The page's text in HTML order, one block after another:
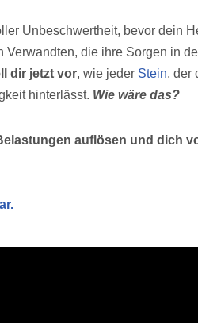
Unbeschwertheit, bevor dein
Verwandten, die ihre Sorgen in
dir jetzt vor, wie jeder Stein, der
hinterlässt. Wie wäre das?
auflösen und dich